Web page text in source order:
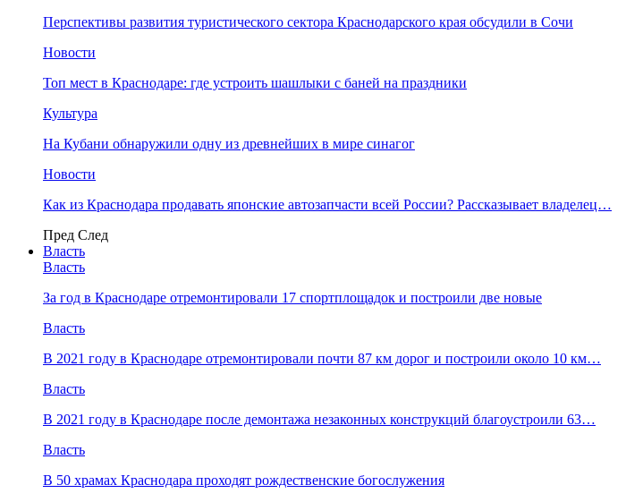
Перспективы развития туристического сектора Краснодарского края обсудили в Сочи
Новости
Топ мест в Краснодаре: где устроить шашлыки с баней на праздники
Культура
На Кубани обнаружили одну из древнейших в мире синагог
Новости
Как из Краснодара продавать японские автозапчасти всей России? Рассказывает владелец…
Пред След
Власть
Власть
За год в Краснодаре отремонтировали 17 спортплощадок и построили две новые
Власть
В 2021 году в Краснодаре отремонтировали почти 87 км дорог и построили около 10 км…
Власть
В 2021 году в Краснодаре после демонтажа незаконных конструкций благоустроили 63…
Власть
В 50 храмах Краснодара проходят рождественские богослужения